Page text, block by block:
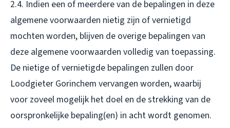
2.4. Indien een of meerdere van de bepalingen in deze
algemene voorwaarden nietig zijn of vernietigd
mochten worden, blijven de overige bepalingen van
deze algemene voorwaarden volledig van toepassing.
De nietige of vernietigde bepalingen zullen door
Loodgieter Gorinchem vervangen worden, waarbij
voor zoveel mogelijk het doel en de strekking van de
oorspronkelijke bepaling(en) in acht wordt genomen.